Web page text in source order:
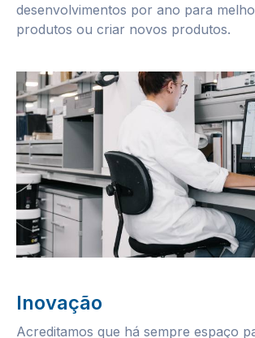
desenvolvimentos por ano para
produtos ou criar novos produtos.
Inovação
Acreditamos que há sempre espaço